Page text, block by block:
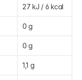
27 kJ / 6 kcal
0 g
0 g
1,1 g